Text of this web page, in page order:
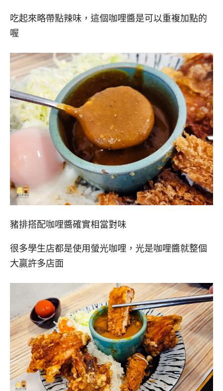
吃起來略帶點辣味，這個咖哩醬是可以重複加點的
喔
豬排搭配咖哩醬確實相當對味
很多學生店都是使用螢光咖哩，光是咖哩醬就整個
大贏許多店面